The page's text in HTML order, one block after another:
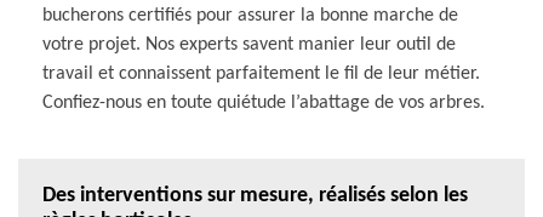
bucherons certifiés pour assurer la bonne marche de
votre projet. Nos experts savent manier leur outil de
travail et connaissent parfaitement le fil de leur métier.
Confiez-nous en toute quiétude l’abattage de vos arbres.
Des interventions sur mesure, réalisés selon les